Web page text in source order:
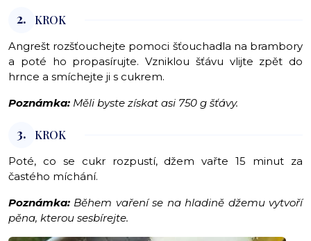
2. KROK
Angrešt rozšťouchejte pomoci šťouchadla na brambory
a poté ho propasírujte. Vzniklou šťávu vlijte zpět do
hrnce a smíchejte ji s cukrem.
Poznámka: Měli byste získat asi 750 g šťávy.
3. KROK
Poté, co se cukr rozpustí, džem vařte 15 minut za
častého míchání.
Poznámka: Během vaření se na hladině džemu vytvoří
pěna, kterou sesbírejte.